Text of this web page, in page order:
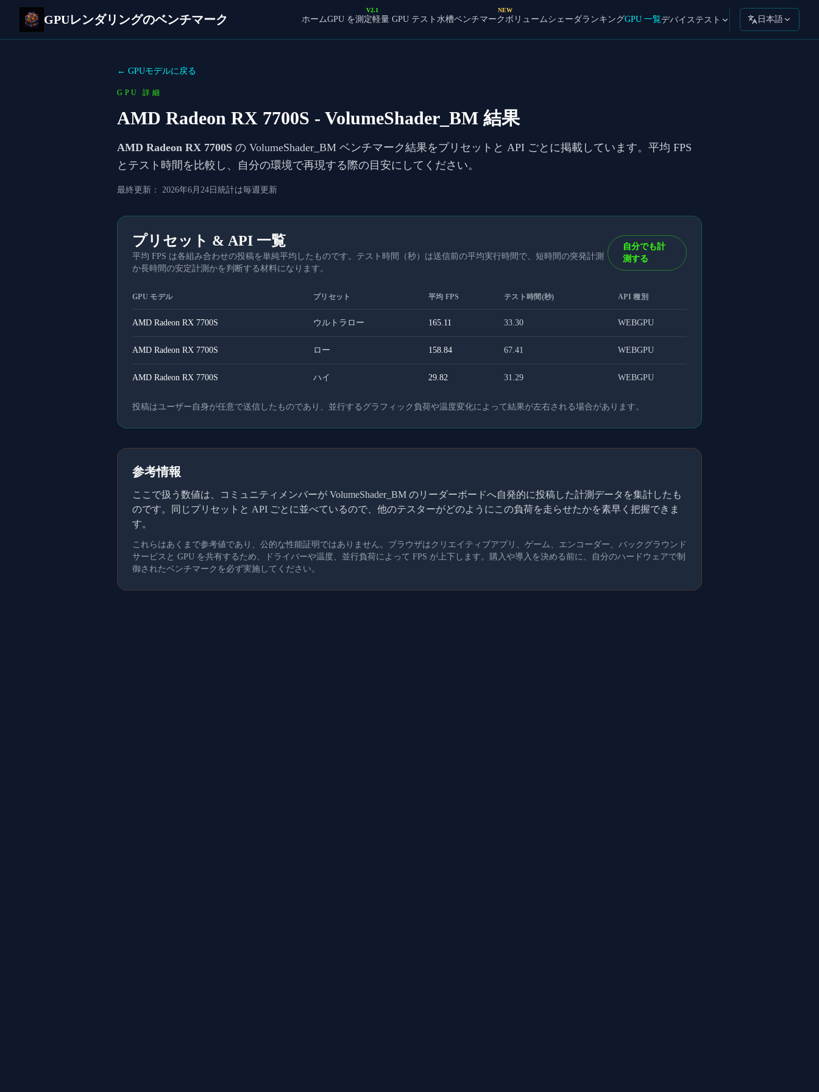
GPUレンダリングのベンチマーク ホームGPU を測定
V2.1
軽量 GPU テスト 水槽ベンチマーク
NEW
ボリュームシェーダランキングGPU 一覧デバイステスト 日本語
← GPUモデルに戻る
GPU 詳細
AMD Radeon RX 7700S - VolumeShader_BM 結果
AMD Radeon RX 7700S の VolumeShader_BM ベンチマーク結果をプリセットと API ごとに掲載しています。平均 FPS
とテスト時間を比較し、自分の環境で再現する際の目安にしてください。
最終更新： 2026年6月24日 統計は毎週更新
プリセット & API 一覧
平均 FPS は各組み合わせの投稿を単純平均したものです。テスト時間（秒）は送信前の平均実行時間で、短時間の突発計測
か長時間の安定計測かを判断する材料になります。
自分でも計
測する
GPU モデル プリセット 平均 FPS テスト時間(秒) API 種別
AMD Radeon RX 7700S ウルトラロー 165.11 33.30 WEBGPU
AMD Radeon RX 7700S ロー 158.84 67.41 WEBGPU
AMD Radeon RX 7700S ハイ 29.82 31.29 WEBGPU
投稿はユーザー自身が任意で送信したものであり、並行するグラフィック負荷や温度変化によって結果が左右される場合があります。
参考情報
ここで扱う数値は、コミュニティメンバーが VolumeShader_BM のリーダーボードへ自発的に投稿した計測データを集計したも
のです。同じプリセットと API ごとに並べているので、他のテスターがどのようにこの負荷を走らせたかを素早く把握できま
す。
これらはあくまで参考値であり、公的な性能証明ではありません。ブラウザはクリエイティブアプリ、ゲーム、エンコーダー、バックグラウンド
サービスと GPU を共有するため、ドライバーや温度、並行負荷によって FPS が上下します。購入や導入を決める前に、自分のハードウェアで制
御されたベンチマークを必ず実施してください。